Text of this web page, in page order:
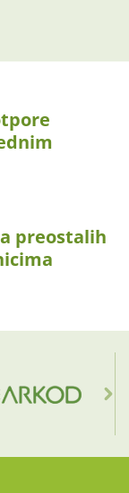
preostalih